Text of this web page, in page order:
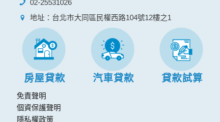
02-25531026
地址：台北市大同區民權西路104號12樓之1
房屋貸款 汽車貸款 貸款試算
免責聲明
個資保護聲明
隱私權政策